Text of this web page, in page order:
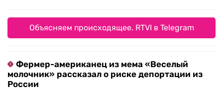
Объясняем происходящее. RTVI в Telegram
Фермер-американец из мема «Веселый
молочник» рассказал о риске депортации из
России